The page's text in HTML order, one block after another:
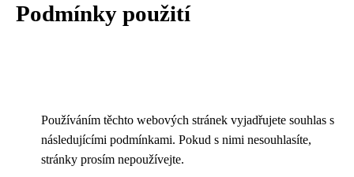
Podmínky použití
Používáním těchto webových stránek vyjadřujete souhlas s
následujícími podmínkami. Pokud s nimi nesouhlasíte,
stránky prosím nepoužívejte.